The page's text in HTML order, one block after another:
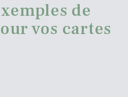
de
vos cartes